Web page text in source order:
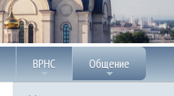
ВРНС Общение